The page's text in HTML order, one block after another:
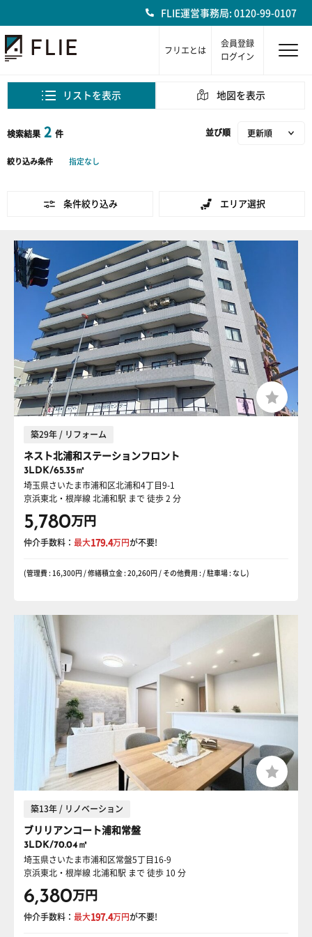
FLIE運営事務局: 0120-99-0107
フリエとは
会員登録
ログイン
リストを表示 地図を表示
検索結果 2 件 並び順
絞り込み条件 指定なし
条件絞り込み エリア選択
築29年 / リフォーム
ネスト北浦和ステーションフロント
3LDK/65.35㎡
埼玉県さいたま市浦和区北浦和4丁目9-1
京浜東北・根岸線 北浦和駅 まで 徒歩 2 分
5,780万円
仲介手数料： 最大179.4万円が不要!
(管理費 : 16,300円 / 修繕積立金 : 20,260円 / その他費用 : / 駐車場 : なし)
築13年 / リノベーション
ブリリアンコート浦和常盤
3LDK/70.04㎡
埼玉県さいたま市浦和区常盤5丁目16-9
京浜東北・根岸線 北浦和駅 まで 徒歩 10 分
6,380万円
仲介手数料： 最大197.4万円が不要!